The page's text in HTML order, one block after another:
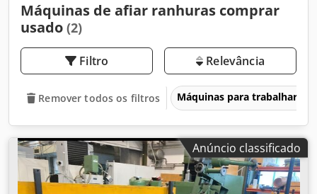
Máquinas de afiar ranhuras comprar
usado (2)
Filtro Relevância
Remover todos os filtros Máquinas para trabalhar
Anúncio classificado